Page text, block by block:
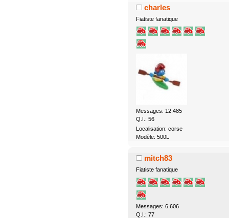
charles
Fiatiste fanatique
Messages: 12.485
Q.I.: 56
Localisation: corse
Modèle: 500L
mitch83
Fiatiste fanatique
Messages: 6.606
Q.I.: 77